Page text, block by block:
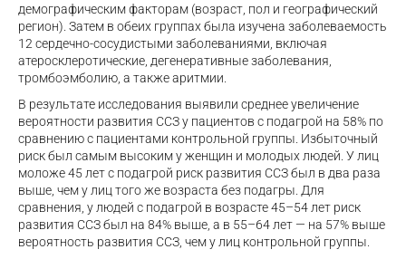
демографическим факторам (возраст, пол и географический
регион). Затем в обеих группах была изучена заболеваемость
12 сердечно-сосудистыми заболеваниями, включая
атеросклеротические, дегенеративные заболевания,
тромбоэмболию, а также аритмии.
В результате исследования выявили среднее увеличение
вероятности развития ССЗ у пациентов с подагрой на 58% по
сравнению с пациентами контрольной группы. Избыточный
риск был самым высоким у женщин и молодых людей. У лиц
моложе 45 лет с подагрой риск развития ССЗ был в два раза
выше, чем у лиц того же возраста без подагры. Для
сравнения, у людей с подагрой в возрасте 45–54 лет риск
развития ССЗ был на 84% выше, а в 55–64 лет — на 57% выше
вероятность развития ССЗ, чем у лиц контрольной группы.